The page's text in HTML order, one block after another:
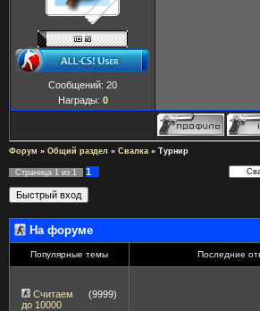
Сообщений: 20
Награды: 0
Форум » Общий раздел » Свалка » Турнир
Страница 1 из 1
1
На форуме
Популярные темы Последние
Считаем
до 10000
(9999)